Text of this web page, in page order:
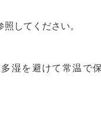
してください。
湿を避けて常温で